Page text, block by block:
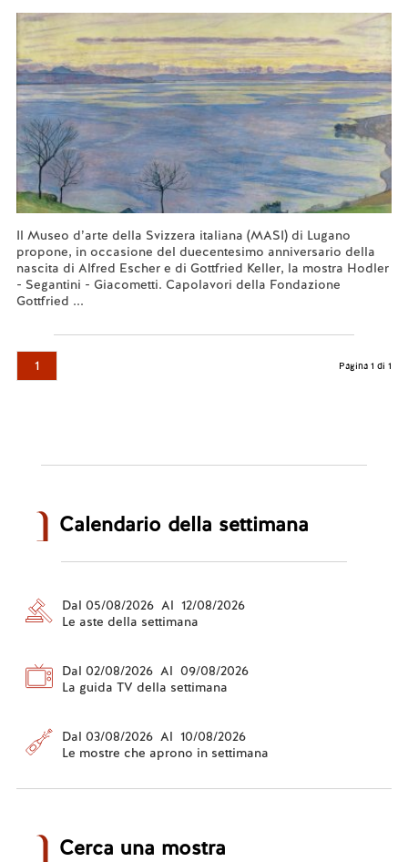
Il Museo d’arte della Svizzera italiana (MASI) di Lugano
propone, in occasione del duecentesimo anniversario della
nascita di Alfred Escher e di Gottfried Keller, la mostra Hodler
- Segantini - Giacometti. Capolavori della Fondazione
Gottfried ...
1 Pagina 1 di 1
Calendario della settimana
Dal 05/08/2026 Al 12/08/2026
Le aste della settimana
Dal 02/08/2026 Al 09/08/2026
La guida TV della settimana
Dal 03/08/2026 Al 10/08/2026
Le mostre che aprono in settimana
Cerca una mostra